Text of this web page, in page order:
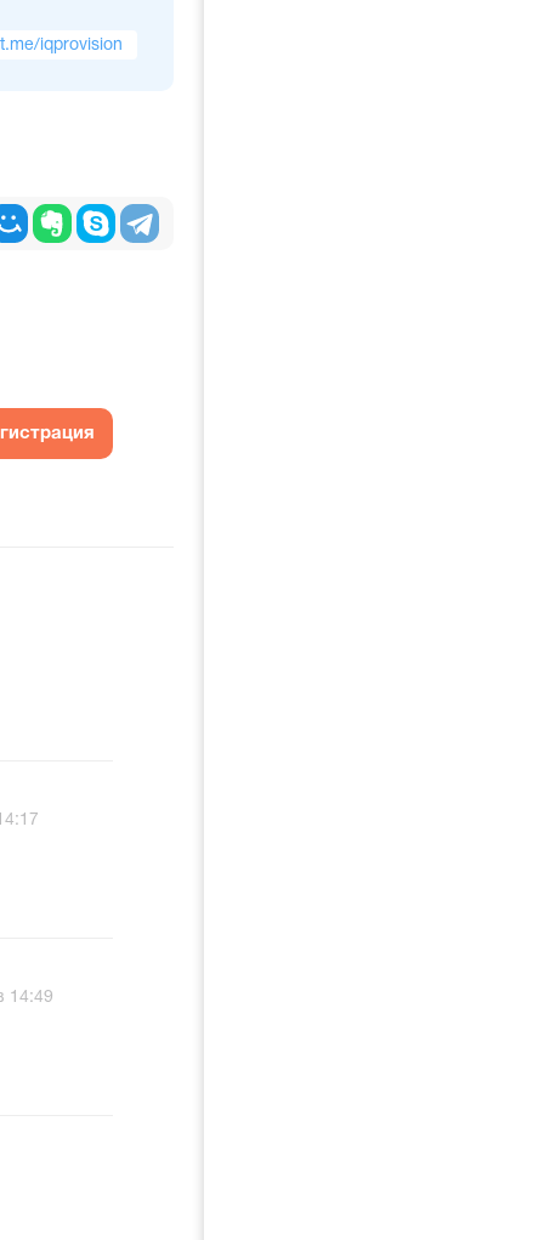
iqprovision
14:49